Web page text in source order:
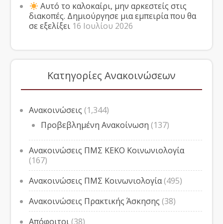
Αυτό το καλοκαίρι, μην αρκεστείς στις
διακοπές. Δημιούργησε μια εμπειρία που θα
σε εξελίξει 16 Ιουλίου 2026
Κατηγορίες Ανακοινώσεων
Ανακοινώσεις (1,344)
Προβεβλημένη Ανακοίνωση (137)
Ανακοινώσεις ΠΜΣ ΚΕΚΟ Κοινωνιολογία
(167)
Ανακοινώσεις ΠΜΣ Κοινωνιολογία(495)
Ανακοινώσεις Πρακτικής Άσκησης (38)
Απόφοιτοι(38)